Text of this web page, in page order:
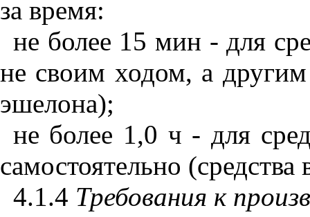
за время:
не более 15 мин - для
не своим ходом, а другим
эшелона);
не более 1,0 ч - для
самостоятельно
4.1.4 Требования к